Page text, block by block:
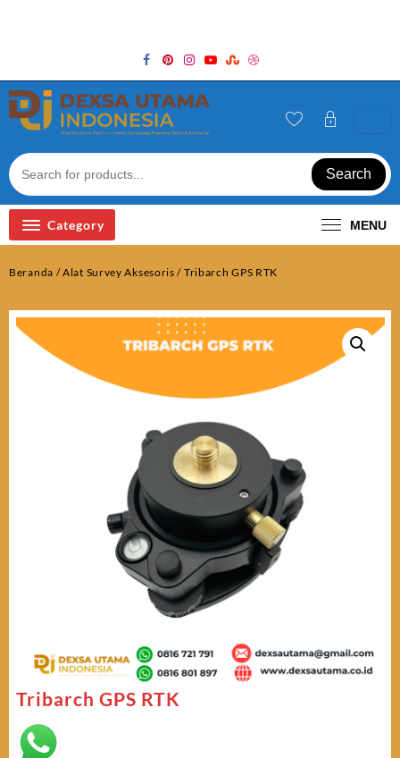
Search
Category MENU
Beranda /Alat Survey Aksesoris / Tribarch GPS RTK
Tribarch GPS RTK